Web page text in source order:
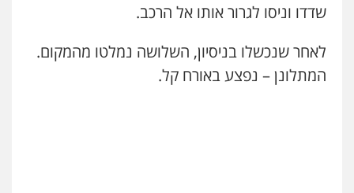
שדדו וניסו לגרור אותו אל הרכב.
לאחר שנכשלו בניסיון, השלושה נמלטו מהמקום.
המתלונן – נפצע באורח קל.